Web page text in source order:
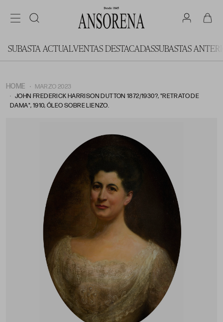
SUBASTA ACTUALVENTAS DESTACADASSUBASTAS
HOME
MARZO 2023
JOHN FREDERICK HARRISON DUTTON 1872/1930?, "RETRATO DE
DAMA", 1910, ÓLEO SOBRE LIENZO.